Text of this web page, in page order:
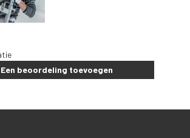
Een beoordeling toevoegen